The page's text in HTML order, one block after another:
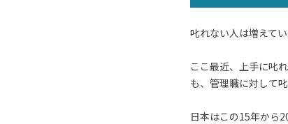
叱れない人は増えて
ここ最近、上手に叱
も、管理職に対して
日本はこの15年から